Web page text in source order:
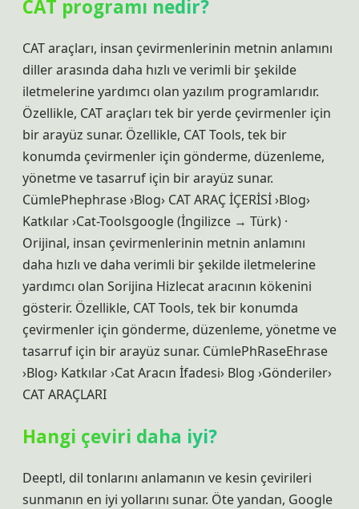
CAT programı nedir?
CAT araçları, insan çevirmenlerinin metnin anlamını
diller arasında daha hızlı ve verimli bir şekilde
iletmelerine yardımcı olan yazılım programlarıdır.
Özellikle, CAT araçları tek bir yerde çevirmenler için
bir arayüz sunar. Özellikle, CAT Tools, tek bir
konumda çevirmenler için gönderme, düzenleme,
yönetme ve tasarruf için bir arayüz sunar.
CümlePhephrase ›Blog› CAT ARAÇ İÇERİSİ ›Blog›
Katkılar ›Cat-Toolsgoogle (İngilizce → Türk) ·
Orijinal, insan çevirmenlerinin metnin anlamını
daha hızlı ve daha verimli bir şekilde iletmelerine
yardımcı olan Sorijina Hizlecat aracının kökenini
gösterir. Özellikle, CAT Tools, tek bir konumda
çevirmenler için gönderme, düzenleme, yönetme ve
tasarruf için bir arayüz sunar. CümlePhRaseEhrase
›Blog› Katkılar ›Cat Aracın İfadesi› Blog ›Gönderiler›
CAT ARAÇLARI
Hangi çeviri daha iyi?
Deeptl, dil tonlarını anlamanın ve kesin çevirileri
sunmanın en iyi yollarını sunar. Öte yandan, Google